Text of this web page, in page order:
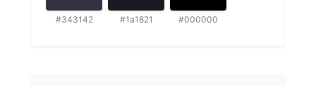
#343142 #1a1821 #000000